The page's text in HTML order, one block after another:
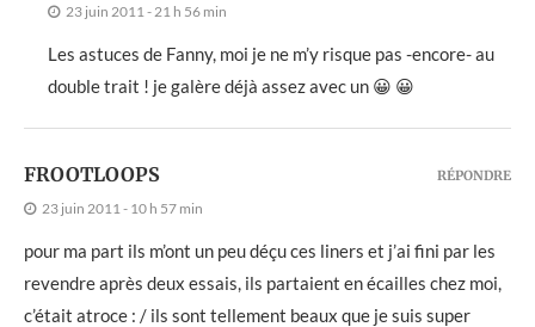
23 juin 2011 - 21 h 56 min
Les astuces de Fanny, moi je ne m’y risque pas -encore- au
double trait ! je galère déjà assez avec un 😀 😀
FROOTLOOPS
23 juin 2011 - 10 h 57 min
pour ma part ils m’ont un peu déçu ces liners et j’ai fini par les
revendre après deux essais, ils partaient en écailles chez moi,
c’était atroce : / ils sont tellement beaux que je suis super
RÉPONDRE